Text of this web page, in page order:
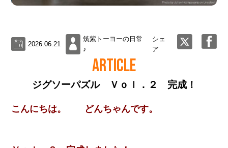
2026.06.21
筑紫トーヨーの日常
♪
シェ
ア
ARTICLE
ジグソーパズル Ｖｏｌ．２ 完成！